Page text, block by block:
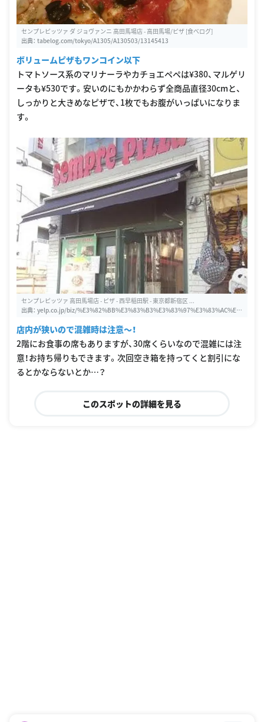
センプレピッツァ ダ ジョヴァンニ 高田馬場店 - 高田馬場/ピザ [食べログ]
出典： tabelog.com/tokyo/A1305/A130503/13145413
ボリュームピザもワンコイン以下
トマトソース系のマリナーラやカチョエペペは¥380、マルゲリ
ータも¥530です。安いのにもかかわらず全商品直径30cmと、
しっかりと大きめなピザで、1枚でもお腹がいっぱいになりま
す。
センプレピッツァ 高田馬場店 - ピザ - 西早稲田駅 - 東京都新宿区 ...
出典： yelp.co.jp/biz/%E3%82%BB%E3%83%B3%E3%83%97%E3%83%AC%E
0%E9%A6%AC%E5%A0%B4%E5%BA%97-%E6%96%B0%E5%AE%BF%E5%8
C%BA
店内が狭いので混雑時は注意〜！
2階にお食事の席もありますが、30席くらいなので混雑には注
意！お持ち帰りもできます。次回空き箱を持ってくと割引にな
るとかならないとか…？
このスポットの詳細を見る